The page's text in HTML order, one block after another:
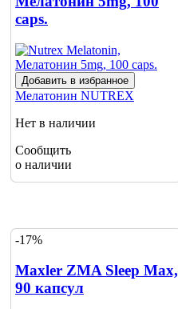
caps.
Добавить в избранное
Мелатонин NUTREX
Нет в наличии
Сообщить
о наличии
-17%
Maxler ZMA Sleep Max,
90 капсул